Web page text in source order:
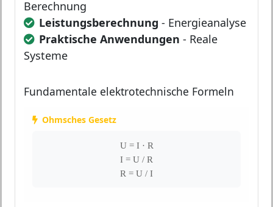
Berechnung
Leistungsberechnung - Energieanalyse
Praktische Anwendungen - Reale
Systeme
Fundamentale elektrotechnische Formeln
Ohmsches Gesetz
U = I · R
I = U / R
R = U / I